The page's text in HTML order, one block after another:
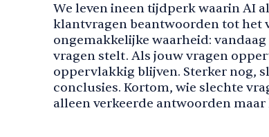
We leven ineen tijdperk waarin AI
klantvragen beantwoorden tot het
ongemakkelijke waarheid:
vragen stelt. Als jouw vragen
oppervlakkig blijven. Sterker nog,
conclusies. Kortom, wie slechte
alleen verkeerde antwoorden